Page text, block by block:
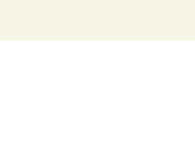
Athens, Greece